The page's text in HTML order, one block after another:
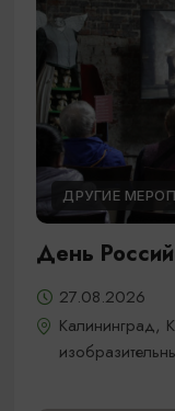
ДРУГИЕ
День
27.08.2026
Калининград,